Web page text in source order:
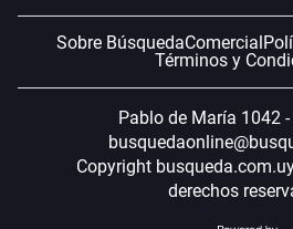
Sobre BúsquedaComercial
Términos y
Pablo de María 1042
Copyright
derechos